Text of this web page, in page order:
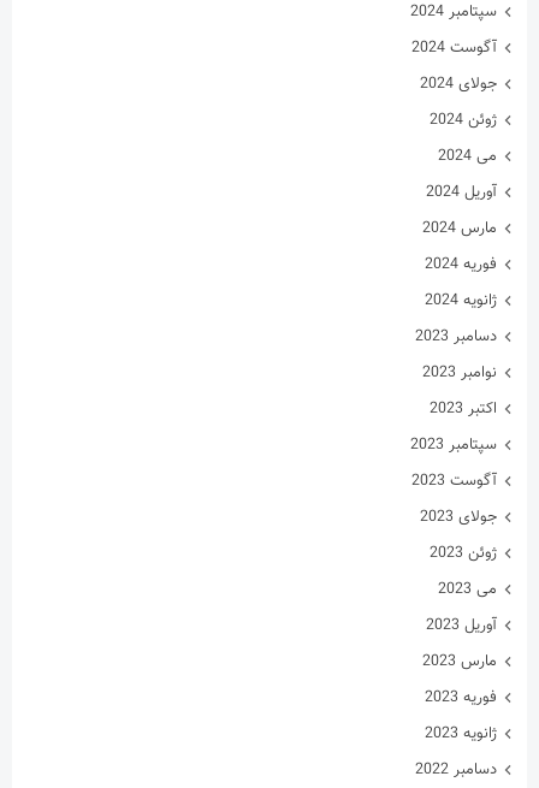
سپتامبر 2024
آگوست 2024
جولای 2024
ژوئن 2024
می 2024
آوریل 2024
مارس 2024
فوریه 2024
ژانویه 2024
دسامبر 2023
نوامبر 2023
اکتبر 2023
سپتامبر 2023
آگوست 2023
جولای 2023
ژوئن 2023
می 2023
آوریل 2023
مارس 2023
فوریه 2023
ژانویه 2023
دسامبر 2022